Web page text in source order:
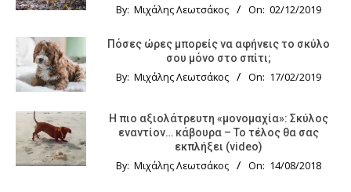
By: Μιχάλης Λεωτσάκος On: 02/12/2019
Πόσες ώρες μπορείς να αφήνεις το σκύλο
σου μόνο στο σπίτι;
By: Μιχάλης Λεωτσάκος On: 17/02/2019
Η πιο αξιολάτρευτη «μονομαχία»: Σκύλος
εναντίον… κάβουρα – Το τέλος θα σας
εκπλήξει (video)
By: Μιχάλης Λεωτσάκος On: 14/08/2018